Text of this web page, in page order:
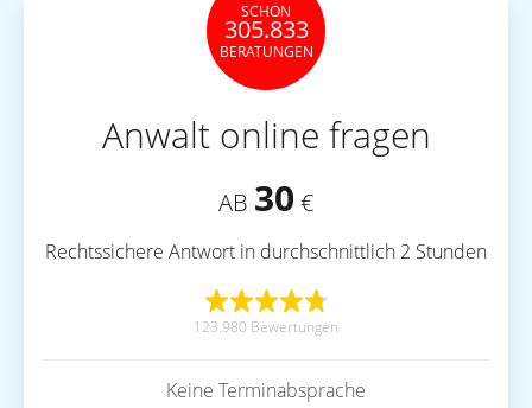
SCHON
305.833
BERATUNGEN
Anwalt online fragen
AB 30 €
Rechtssichere Antwort in durchschnittlich 2 Stunden
123.980 Bewertungen
Keine Terminabsprache